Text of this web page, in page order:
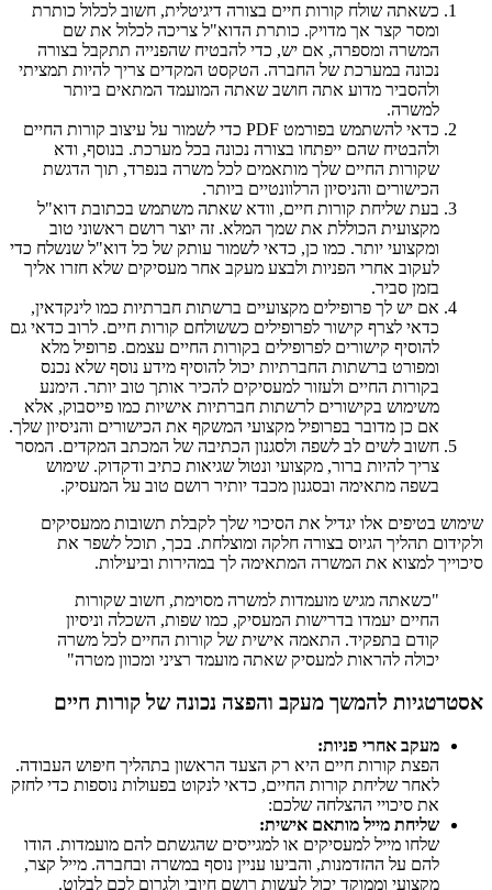
כשאתה שולח קורות חיים בצורה דיגיטלית, חשוב לכלול כותרת
ומסר קצר אך מדויק. כותרת הדוא"ל צריכה לכלול את שם
המשרה ומספרה, אם יש, כדי להבטיח שהפנייה תתקבל בצורה
נכונה במערכת של החברה. הטקסט המקדים צריך להיות תמציתי
ולהסביר מדוע אתה חושב שאתה המועמד המתאים ביותר
למשרה.
כדאי להשתמש בפורמט PDF כדי לשמור על עיצוב קורות החיים
ולהבטיח שהם ייפתחו בצורה נכונה בכל מערכת. בנוסף, ודא
שקורות החיים שלך מותאמים לכל משרה בנפרד, תוך הדגשת
הכישורים והניסיון הרלוונטיים ביותר.
בעת שליחת קורות חיים, וודא שאתה משתמש בכתובת דוא"ל
מקצועית הכוללת את שמך המלא. זה יוצר רושם ראשוני טוב
ומקצועי יותר. כמו כן, כדאי לשמור עותק של כל דוא"ל שנשלח כדי
לעקוב אחרי הפניות ולבצע מעקב אחר מעסיקים שלא חזרו אליך
בזמן סביר.
אם יש לך פרופילים מקצועיים ברשתות חברתיות כמו לינקדאין,
כדאי לצרף קישור לפרופילים כששולחם קורות חיים. לרוב כדאי גם
להוסיף קישורים לפרופילים בקורות החיים עצמם. פרופיל מלא
ומפורט ברשתות החברתיות יכול להוסיף מידע נוסף שלא נכנס
בקורות החיים ולעזור למעסיקים להכיר אותך טוב יותר. הימנע
משימוש בקישורים לרשתות חברתיות אישיות כמו פייסבוק, אלא
אם כן מדובר בפרופיל מקצועי המשקף את הכישורים והניסיון שלך.
חשוב לשים לב לשפה ולסגנון הכתיבה של המכתב המקדים. המסר
צריך להיות ברור, מקצועי ונטול שגיאות כתיב ודקדוק. שימוש
בשפה מתאימה ובסגנון מכבד יותיר רושם טוב על המעסיק.
שימוש בטיפים אלו יגדיל את הסיכוי שלך לקבלת תשובות ממעסיקים
ולקידום תהליך הגיוס בצורה חלקה ומוצלחת. בכך, תוכל לשפר את
סיכוייך למצוא את המשרה המתאימה לך במהירות וביעילות.
"כשאתה מגיש מועמדות למשרה מסוימת, חשוב שקורות
החיים יעמדו בדרישות המעסיק, כמו שפות, השכלה וניסיון
קודם בתפקיד. התאמה אישית של קורות החיים לכל משרה
יכולה להראות למעסיק שאתה מועמד רציני ומכוון מטרה"
אסטרטגיות להמשך מעקב והפצה נכונה של קורות חיים
מעקב אחרי פניות:
הפצת קורות חיים היא רק הצעד הראשון בתהליך חיפוש העבודה.
לאחר שליחת קורות החיים, כדאי לנקוט בפעולות נוספות כדי לחזק
את סיכויי ההצלחה שלכם:
שליחת מייל מותאם אישית:
שלחו מייל למעסיקים או למגייסים שהגשתם להם מועמדות. הודו
להם על ההזדמנות, והביעו עניין נוסף במשרה ובחברה. מייל קצר,
מקצועי וממוקד יכול לעשות רושם חיובי ולגרום לכם לבלוט.